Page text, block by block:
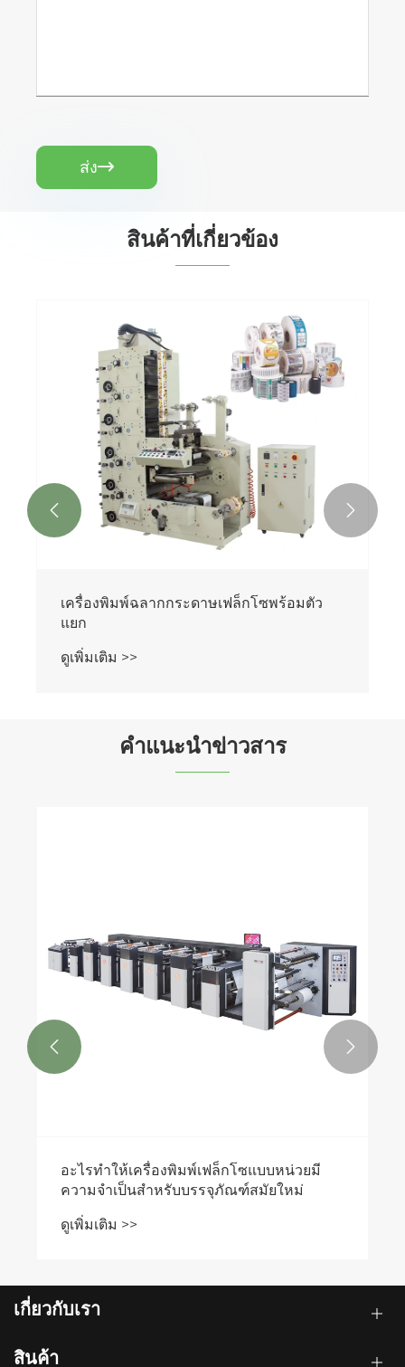
ส่ง
สินค้าที่เกี่ยวข้อง
เครื่องพิมพ์ฉลากกระดาษเฟล็กโซพร้อมตัว
แยก
ดูเพิ่มเติม >>
 
คำแนะนำข่าวสาร
อะไรทำให้เครื่องพิมพ์เฟล็กโซแบบหน่วยมี
ความจำเป็นสำหรับบรรจุภัณฑ์สมัยใหม่
ดูเพิ่มเติม >>
 
เกี่ยวกับเรา
สินค้า